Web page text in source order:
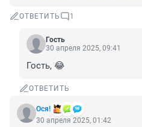
ОТВЕТИТЬ 1
Гость
30 апреля 2025, 09:41
Гость, 😂
ОТВЕТИТЬ
Ося!
30 апреля 2025, 01:42